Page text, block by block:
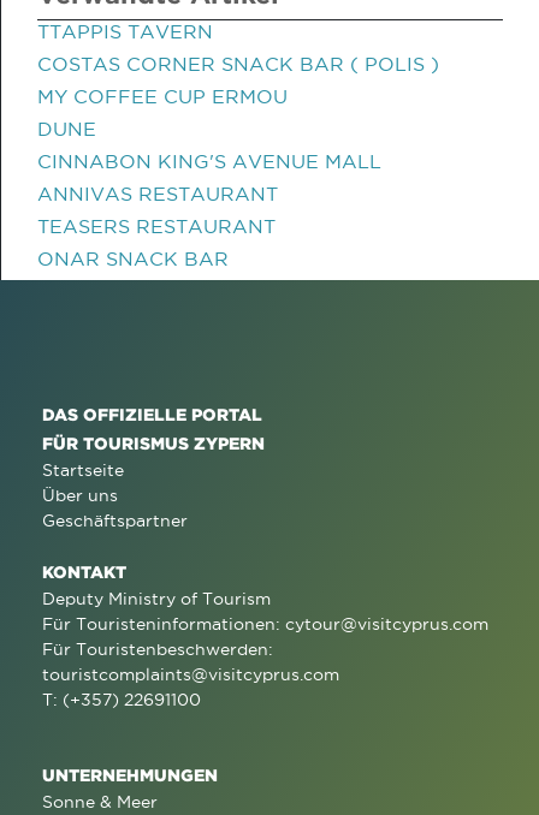
TTAPPIS TAVERN
COSTAS CORNER SNACK BAR ( POLIS )
MY COFFEE CUP ERMOU
DUNE
CINNABON KING'S AVENUE MALL
ANNIVAS RESTAURANT
TEASERS RESTAURANT
ONAR SNACK BAR
DAS OFFIZIELLE PORTAL
FÜR TOURISMUS ZYPERN
Startseite
Über uns
Geschäftspartner
KONTAKT
Deputy Ministry of Tourism
Für Touristeninformationen: cytour@visitcyprus.com
Für Touristenbeschwerden:
touristcomplaints@visitcyprus.com
T: (+357) 22691100
UNTERNEHMUNGEN
Sonne & Meer